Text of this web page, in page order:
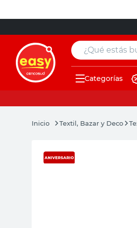
¿Qué estás
Categorías
Textil, Bazar y Deco
muebles